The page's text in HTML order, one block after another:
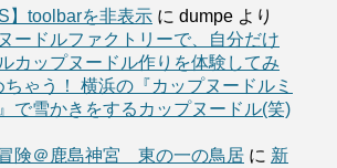
】toolbarを非表示 に dumpe より
ードルファクトリーで、自分だけ
カップヌードル作りを体験してみ
ちゃう！ 横浜の『カップヌードルミ
で雪かきをするカップヌードル(笑)
険＠鹿島神宮 東の一の鳥居 に 新